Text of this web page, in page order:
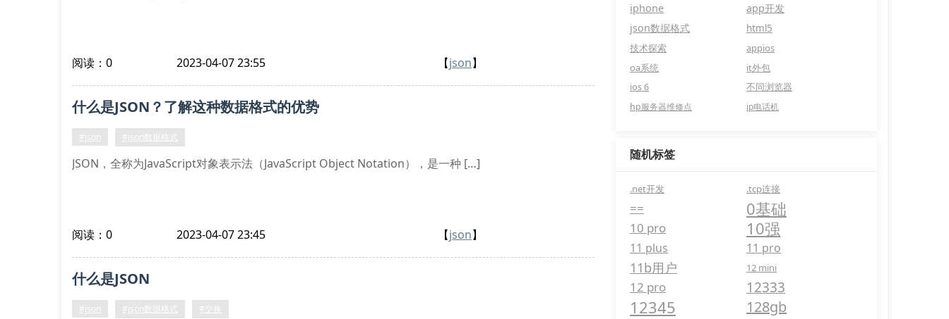
阅读：0 2023-04-07 23:55 【json】
什么是JSON？了解这种数据格式的优势
#json #json数据格式
JSON，全称为JavaScript对象表示法（JavaScript Object Notation），是一种 […]
阅读：0 2023-04-07 23:45 【json】
什么是JSON
#json #json数据格式 #交换
iphone
app开发
json数据格式
html5
技术探索
appios
oa系统
it外包
ios 6
不同浏览器
hp服务器维修点
ip电话机
随机标签
.net开发 .tcp连接
== 0基础
10 pro 10强
11 plus 11 pro
11b用户 12 mini
12 pro 12333
12345 128gb